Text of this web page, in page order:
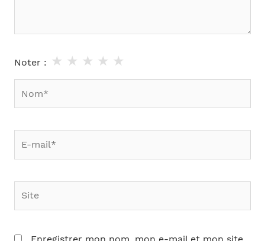
Noter : ★
★
★
★
★
mail*